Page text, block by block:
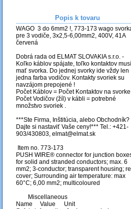
Popis k tovaru
WAGO  3 do 6mm2 !, 773-173 wago
pre 3 vodiče, 3x2,5-6,00mm2, 400V, 41A
červená
Dobrá rada od ELMAT SLOVAKIA s.r.o. -
Koľko káblov spájate, toľko kontaktov musí
mať svorka. Do jednej svorky ide vždy len
jedna farba vodičov. Kontakty svoriek su
navzájom prepojené !
Počet Káblov = Počet Kontaktov na
Počet Vodičov (žíl) v kábli = potrebné
množstvo svoriek .
***Ste Firma, Inštitúcia, alebo Obchodník?
Dajte si nastaviť Vaše ceny!*** Tel.: +421-
903/430803, elmat@elmat.sk
PUSH WIRE® connector for junction
for solid and stranded conductors; max. 6
mm2; 3-conductor; transparent housing;
cover; Surrounding air temperature: max
60°C; 6,00 mm2; multicoloured
Name 	Value 	Unit